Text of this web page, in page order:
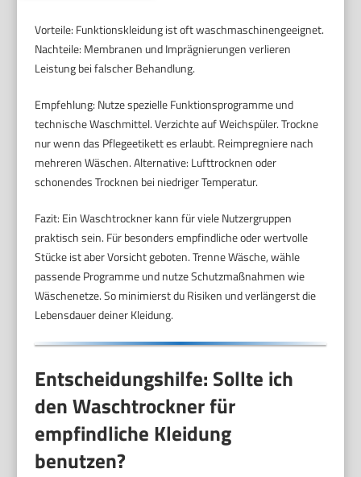
Vorteile: Funktionskleidung ist oft waschmaschinengeeignet.
Nachteile: Membranen und Imprägnierungen verlieren
Leistung bei falscher Behandlung.
Empfehlung: Nutze spezielle Funktionsprogramme und
technische Waschmittel. Verzichte auf Weichspüler. Trockne
nur wenn das Pflegeetikett es erlaubt. Reimpregniere nach
mehreren Wäschen. Alternative: Lufttrocknen oder
schonendes Trocknen bei niedriger Temperatur.
Fazit: Ein Waschtrockner kann für viele Nutzergruppen
praktisch sein. Für besonders empfindliche oder wertvolle
Stücke ist aber Vorsicht geboten. Trenne Wäsche, wähle
passende Programme und nutze Schutzmaßnahmen wie
Wäschenetze. So minimierst du Risiken und verlängerst die
Lebensdauer deiner Kleidung.
Entscheidungshilfe: Sollte ich
den Waschtrockner für
empfindliche Kleidung
benutzen?